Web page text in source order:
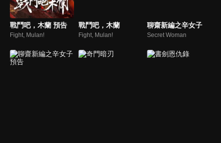
戰鬥吧，木蘭 預告
Fight, Mulan!
戰鬥吧，木蘭
Fight, Mulan!
聊齋新編之辛女子
Secret Woman